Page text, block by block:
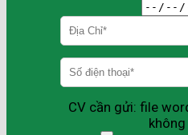
CV cần gửi: file
không